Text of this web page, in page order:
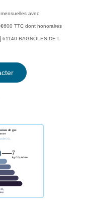
avec
TTC dont honoraires
| 61140 BAGNOLES DE L